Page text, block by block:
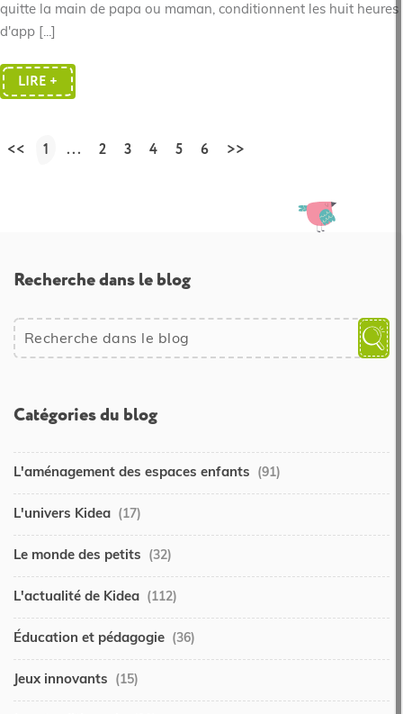
Recherche dans le blog
Catégories du blog
L'aménagement des espaces enfants (91)
L'univers Kidea (17)
Le monde des petits (32)
L'actualité de Kidea (112)
Éducation et pédagogie (36)
Jeux innovants (15)
quitte la main de papa ou maman, conditionnent les huit heures
d'app [...]
LIRE +
<< 1 ... 2 3 4 5 6 >>